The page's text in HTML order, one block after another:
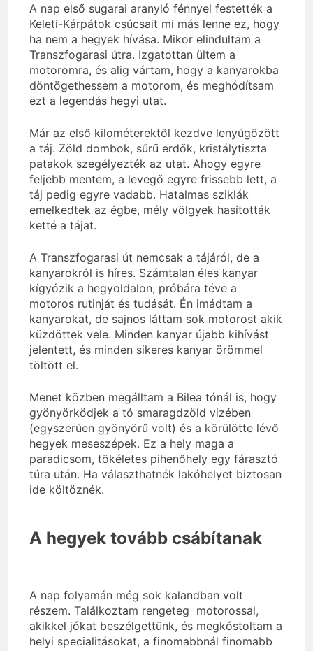
A nap első sugarai aranyló fénnyel festették a
Keleti-Kárpátok csúcsait mi más lenne ez, hogy
ha nem a hegyek hívása. Mikor elindultam a
Transzfogarasi útra. Izgatottan ültem a
motoromra, és alig vártam, hogy a kanyarokba
döntögethessem a motorom, és meghódítsam
ezt a legendás hegyi utat.
Már az első kilométerektől kezdve lenyűgözött
a táj. Zöld dombok, sűrű erdők, kristálytiszta
patakok szegélyezték az utat. Ahogy egyre
feljebb mentem, a levegő egyre frissebb lett, a
táj pedig egyre vadabb. Hatalmas sziklák
emelkedtek az égbe, mély völgyek hasították
ketté a tájat.
A Transzfogarasi út nemcsak a tájáról, de a
kanyarokról is híres. Számtalan éles kanyar
kígyózik a hegyoldalon, próbára téve a
motoros rutinját és tudását. Én imádtam a
kanyarokat, de sajnos láttam sok motorost akik
küzdöttek vele. Minden kanyar újabb kihívást
jelentett, és minden sikeres kanyar örömmel
töltött el.
Menet közben megálltam a Bilea tónál is, hogy
gyönyörködjek a tó smaragdzöld vizében
(egyszerűen gyönyörű volt) és a körülötte lévő
hegyek meseszépek. Ez a hely maga a
paradicsom, tökéletes pihenőhely egy fárasztó
túra után. Ha választhatnék lakóhelyet biztosan
ide költöznék.
A hegyek tovább csábítanak
A nap folyamán még sok kalandban volt
részem. Találkoztam rengeteg motorossal,
akikkel jókat beszélgettünk, és megkóstoltam a
helyi specialitásokat, a finomabbnál finomabb